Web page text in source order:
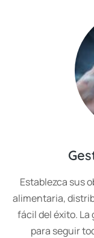
Establezca sus
alimentaria,
fácil del éxito.
para seguir